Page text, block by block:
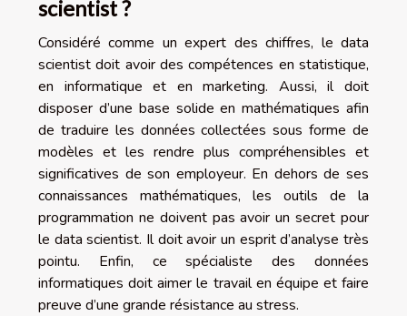
scientist ?
Considéré comme un expert des chiffres, le data
scientist doit avoir des compétences en statistique,
en informatique et en marketing. Aussi, il doit
disposer d’une base solide en mathématiques afin
de traduire les données collectées sous forme de
modèles et les rendre plus compréhensibles et
significatives de son employeur. En dehors de ses
connaissances mathématiques, les outils de la
programmation ne doivent pas avoir un secret pour
le data scientist. Il doit avoir un esprit d’analyse très
pointu. Enfin, ce spécialiste des données
informatiques doit aimer le travail en équipe et faire
preuve d’une grande résistance au stress.